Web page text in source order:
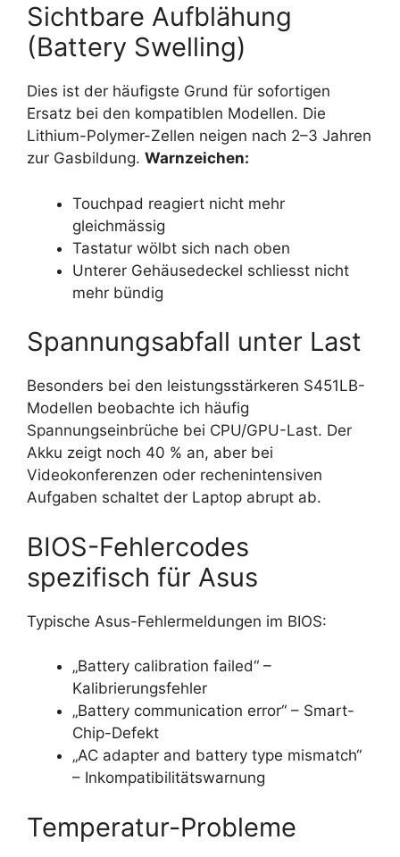
Sichtbare Aufblähung
(Battery Swelling)
Dies ist der häufigste Grund für sofortigen
Ersatz bei den kompatiblen Modellen. Die
Lithium-Polymer-Zellen neigen nach 2–3 Jahren
zur Gasbildung. Warnzeichen:
Touchpad reagiert nicht mehr
gleichmässig
Tastatur wölbt sich nach oben
Unterer Gehäusedeckel schliesst nicht
mehr bündig
Spannungsabfall unter Last
Besonders bei den leistungsstärkeren S451LB-
Modellen beobachte ich häufig
Spannungseinbrüche bei CPU/GPU-Last. Der
Akku zeigt noch 40 % an, aber bei
Videokonferenzen oder rechenintensiven
Aufgaben schaltet der Laptop abrupt ab.
BIOS-Fehlercodes
spezifisch für Asus
Typische Asus-Fehlermeldungen im BIOS:
„Battery calibration failed“ –
Kalibrierungsfehler
„Battery communication error“ – Smart-
Chip-Defekt
„AC adapter and battery type mismatch“
– Inkompatibilitätswarnung
Temperatur-Probleme